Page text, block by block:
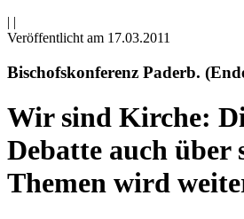
| |
Veröffentlicht am 17­.03.2011
Bischofskonferenz Paderb.
Wir sind Kirche:
Debatte auch über
Themen wird